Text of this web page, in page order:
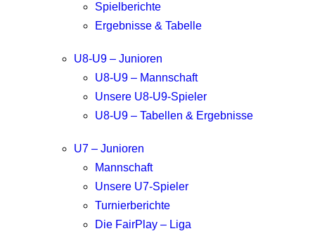
Spielberichte
Ergebnisse & Tabelle
U8-U9 – Junioren
U8-U9 – Mannschaft
Unsere U8-U9-Spieler
U8-U9 – Tabellen & Ergebnisse
U7 – Junioren
Mannschaft
Unsere U7-Spieler
Turnierberichte
Die FairPlay – Liga